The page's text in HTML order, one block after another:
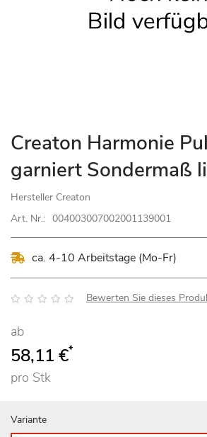
Zum
Anfang
der
Bildgalerie
springen
Creaton Harmonie
garniert Sondermaß
Hersteller Creaton
Art. Nr.: 004003007002001139001
ca. 4-10 Arbeitstage (Mo-Fr)
Bewertung: Bewerten Sie dieses
ab
58,11 €*
pro Stk
Variante